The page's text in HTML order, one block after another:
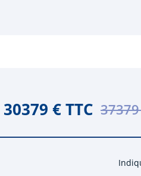
30379 € TTC